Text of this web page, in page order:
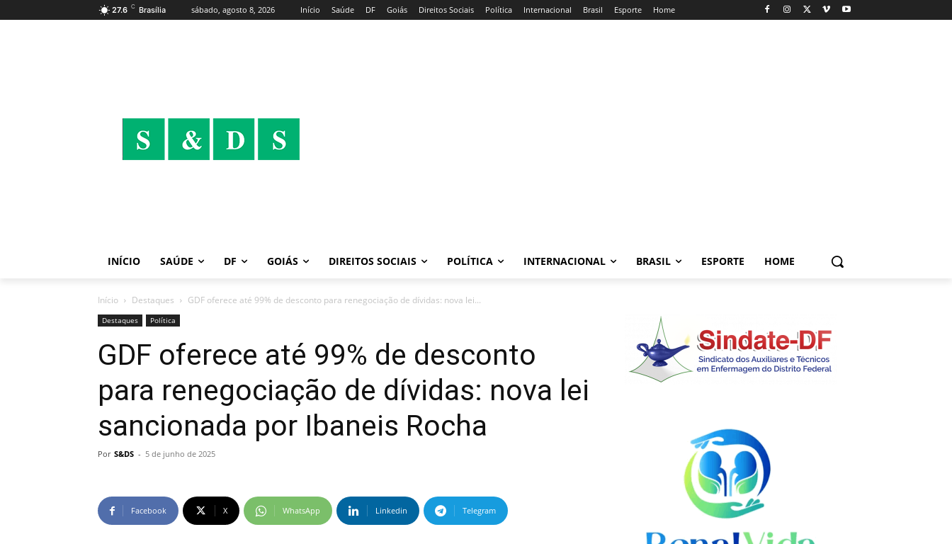
27.6 C Brasília sábado, agosto 8, 2026 Início Saúde DF Goiás Direitos Sociais Política Internacional Brasil Esporte Home
INÍCIO SAÚDE DF GOIÁS DIREITOS SOCIAIS POLÍTICA INTERNACIONAL BRASIL ESPORTE HOME
Início Destaques GDF oferece até 99% de desconto para renegociação de dívidas: nova lei...
Destaques Política
GDF oferece até 99% de desconto
para renegociação de dívidas: nova lei
sancionada por Ibaneis Rocha
Por S&DS - 5 de junho de 2025
Facebook X WhatsApp Linkedin Telegram